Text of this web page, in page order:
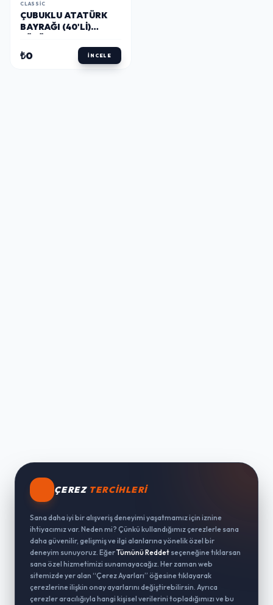
CLASSIC
ÇUBUKLU ATATÜRK
BAYRAĞI (40'LI)
₺0 İNCELE
ÇEREZ TERCIHLERI
Sana daha iyi bir alışveriş deneyimi yaşatmamız için iznine
ihtiyacımız var. Neden mi? Çünkü kullandığımız çerezlerle sana
daha güvenilir, gelişmiş ve ilgi alanlarına yönelik özel bir
deneyim sunuyoruz. EğerTümünü Reddet seçeneğine tıklarsan
sana özel hizmetimizi sunamayacağız. Her zaman web
sitemizde yer alan “Çerez Ayarları” öğesine tıklayarak
çerezlerine ilişkin onay ayarlarını değiştirebilirsin. Ayrıca
çerezler aracılığıyla hangi kişisel verilerini topladığımızı ve bu